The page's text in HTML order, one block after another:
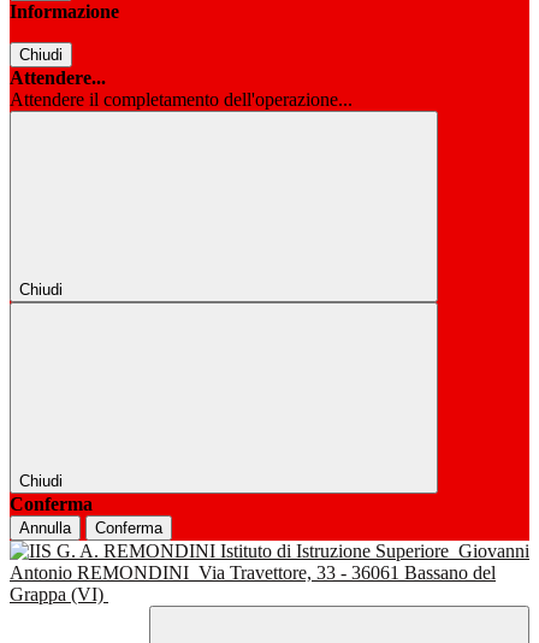
Informazione
Chiudi
Attendere...
Attendere il completamento dell'operazione...
Chiudi
Chiudi
Conferma
Annulla Conferma
Istituto di Istruzione Superiore Giovanni
Antonio REMONDINI Via Travettore, 33 - 36061 Bassano del
Grappa (VI)